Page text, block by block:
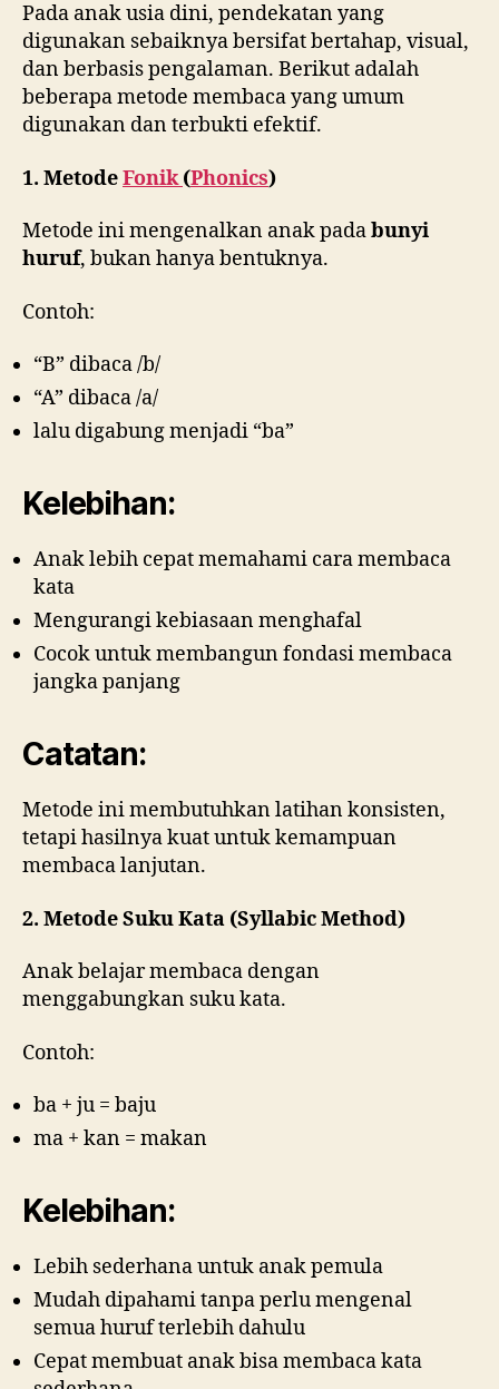
Pada anak usia dini, pendekatan yang
digunakan sebaiknya bersifat bertahap, visual,
dan berbasis pengalaman. Berikut adalah
beberapa metode membaca yang umum
digunakan dan terbukti efektif.
1. MetodeFonik(Phonics)
Metode ini mengenalkan anak padabunyi
huruf, bukan hanya bentuknya.
Contoh:
“B” dibaca /b/
“A” dibaca /a/
lalu digabung menjadi “ba”
Kelebihan:
Anak lebih cepat memahami cara membaca
kata
Mengurangi kebiasaan menghafal
Cocok untuk membangun fondasi membaca
jangka panjang
Catatan:
Metode ini membutuhkan latihan konsisten,
tetapi hasilnya kuat untuk kemampuan
membaca lanjutan.
2. Metode Suku Kata (Syllabic Method)
Anak belajar membaca dengan
menggabungkan suku kata.
Contoh:
ba + ju = baju
ma + kan = makan
Kelebihan:
Lebih sederhana untuk anak pemula
Mudah dipahami tanpa perlu mengenal
semua huruf terlebih dahulu
Cepat membuat anak bisa membaca kata